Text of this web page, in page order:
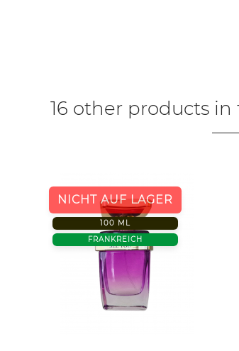
16 other products
NICHT AUF LAGER
100 ML
FRANKREICH